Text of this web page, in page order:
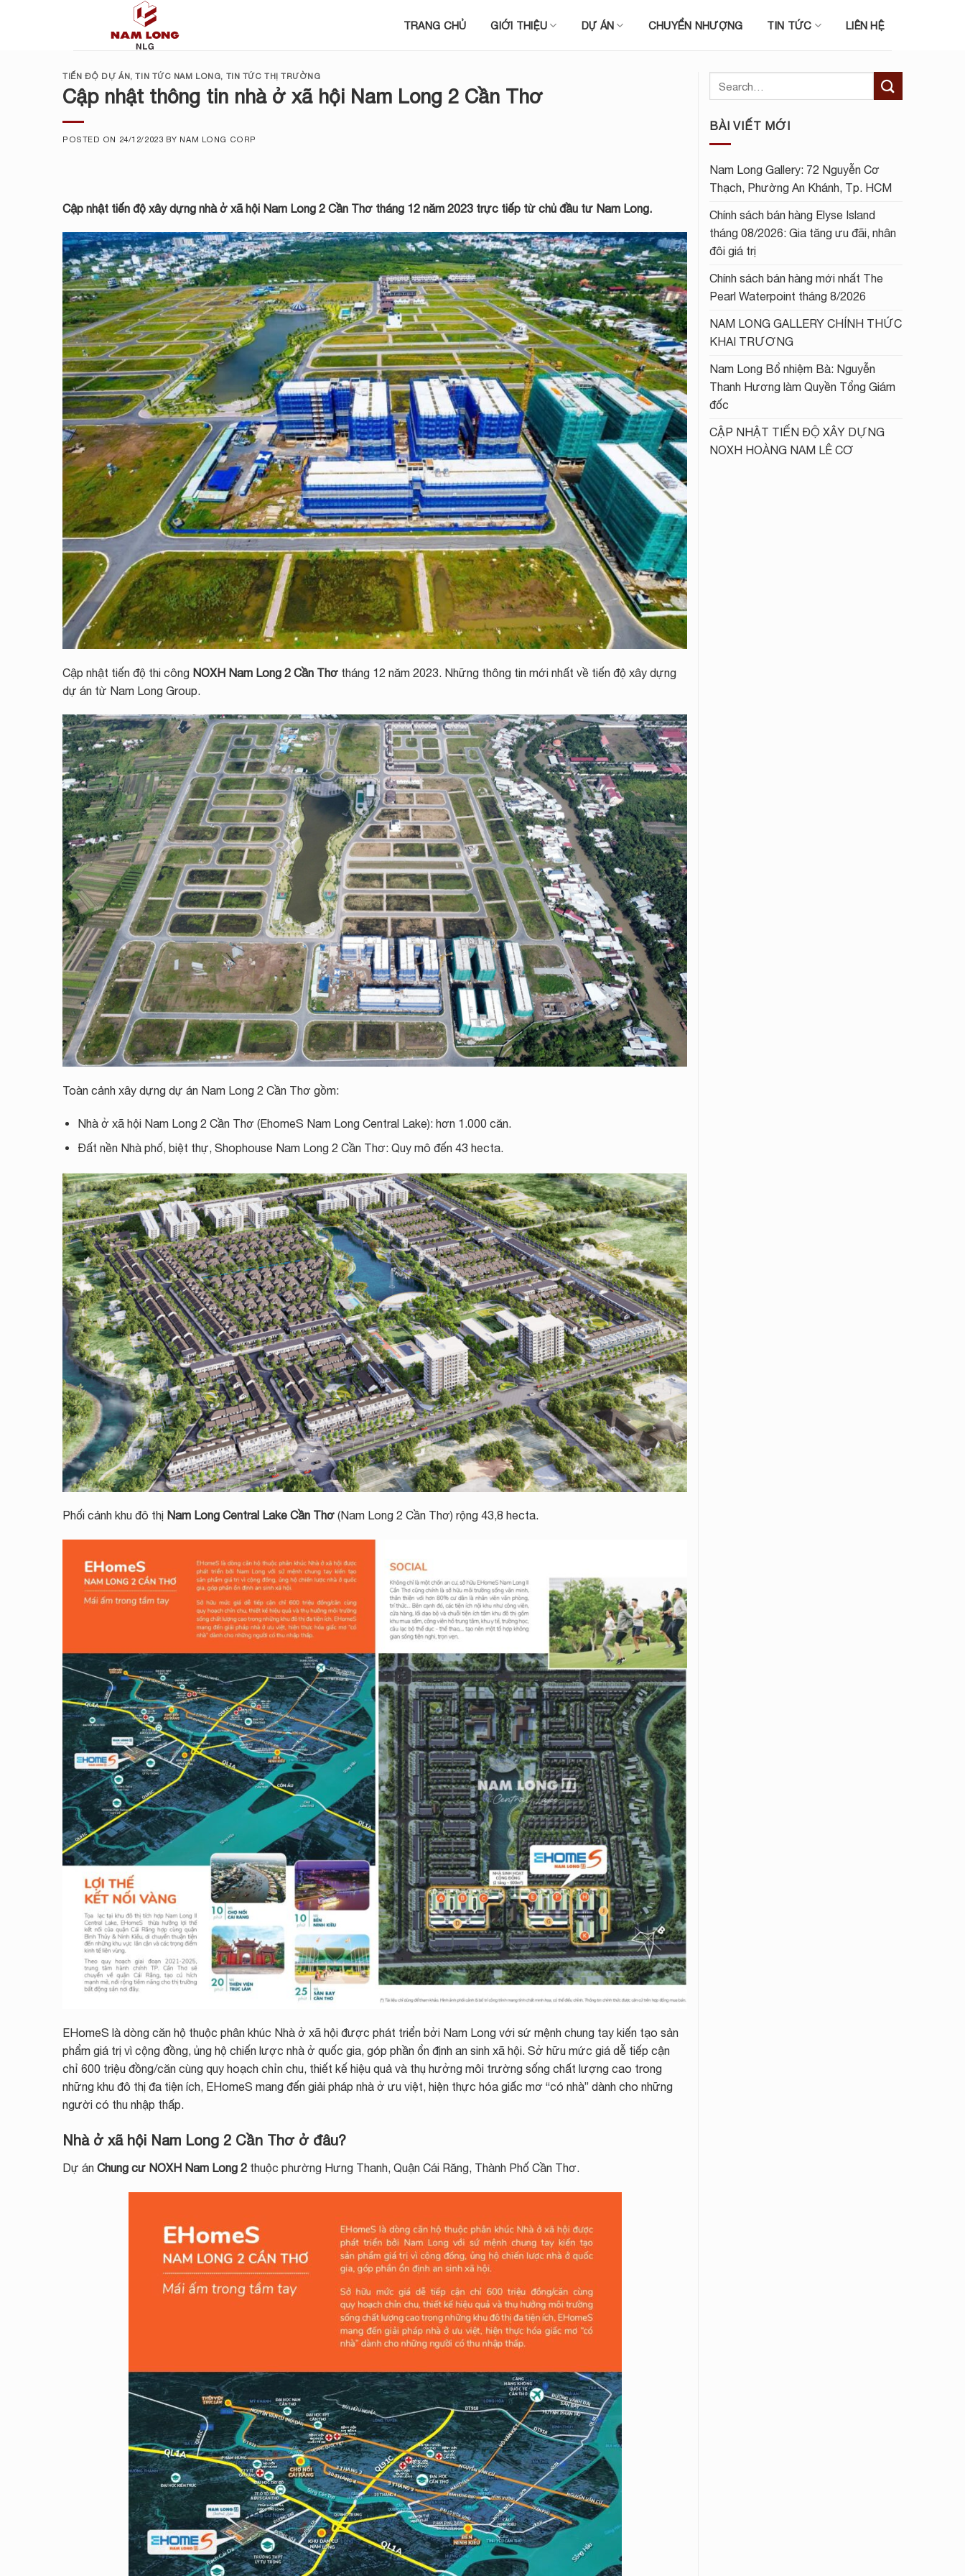
TRANG CHỦ GIỚI THIỆU DỰ ÁN CHUYỂN NHƯỢNG TIN TỨC LIÊN HỆ
TIẾN ĐỘ DỰ ÁN,TIN TỨC NAM LONG, TIN TỨC THỊ TRƯỜNG
Cập nhật thông tin nhà ở xã hội Nam Long 2 Cần Thơ
POSTED ON 24/12/2023 BY NAM LONG CORP
Cập nhật tiến độ xây dựng nhà ở xã hội Nam Long 2 Cần Thơ tháng 12 năm 2023 trực tiếp từ chủ đầu tư Nam Long.
Cập nhật tiến độ thi công NOXH Nam Long 2 Cần Thơ tháng 12 năm 2023. Những thông tin mới nhất về tiến độ xây dựng
dự án từ Nam Long Group.
Toàn cảnh xây dựng dự án Nam Long 2 Cần Thơ gồm:
Nhà ở xã hội Nam Long 2 Cần Thơ (EhomeS Nam Long Central Lake): hơn 1.000 căn.
Đất nền Nhà phố, biệt thự, Shophouse Nam Long 2 Cần Thơ: Quy mô đến 43 hecta.
Phối cảnh khu đô thị Nam Long Central Lake Cần Thơ (Nam Long 2 Cần Thơ) rộng 43,8 hecta.
EHomeS là dòng căn hộ thuộc phân khúc Nhà ở xã hội được phát triển bởi Nam Long với sứ mệnh chung tay kiến tạo sản
phẩm giá trị vì cộng đồng, ủng hộ chiến lược nhà ở quốc gia, góp phần ổn định an sinh xã hội. Sở hữu mức giá dễ tiếp cận
chỉ 600 triệu đồng/căn cùng quy hoạch chỉn chu, thiết kế hiệu quả và thụ hưởng môi trường sống chất lượng cao trong
những khu đô thị đa tiện ích, EHomeS mang đến giải pháp nhà ở ưu việt, hiện thực hóa giấc mơ “có nhà” dành cho những
người có thu nhập thấp.
Nhà ở xã hội Nam Long 2 Cần Thơ ở đâu?
Dự án Chung cư NOXH Nam Long 2 thuộc phường Hưng Thanh, Quận Cái Răng, Thành Phố Cần Thơ.
BÀI VIẾT MỚI
Nam Long Gallery: 72 Nguyễn Cơ
Thạch, Phường An Khánh, Tp. HCM
Chính sách bán hàng Elyse Island
tháng 08/2026: Gia tăng ưu đãi, nhân
đôi giá trị
Chính sách bán hàng mới nhất The
Pearl Waterpoint tháng 8/2026
NAM LONG GALLERY CHÍNH THỨC
KHAI TRƯƠNG
Nam Long Bổ nhiệm Bà: Nguyễn
Thanh Hương làm Quyền Tổng Giám
đốc
CẬP NHẬT TIẾN ĐỘ XÂY DỰNG
NOXH HOÀNG NAM LÊ CƠ